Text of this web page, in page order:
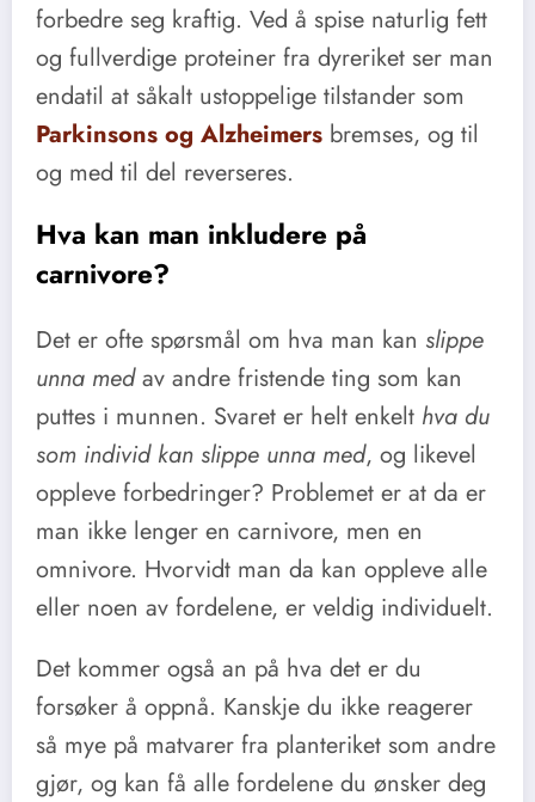
forbedre seg kraftig. Ved å spise naturlig fett
og fullverdige proteiner fra dyreriket ser man
endatil at såkalt ustoppelige tilstander som
Parkinsons og Alzheimers bremses, og til
og med til del reverseres.
Hva kan man inkludere på
carnivore?
Det er ofte spørsmål om hva man kan slippe
unna medav andre fristende ting som kan
puttes i munnen. Svaret er helt enkelt hva du
som individ kan slippe unna med, og likevel
oppleve forbedringer? Problemet er at da er
man ikke lenger en carnivore, men en
omnivore. Hvorvidt man da kan oppleve alle
eller noen av fordelene, er veldig individuelt.
Det kommer også an på hva det er du
forsøker å oppnå. Kanskje du ikke reagerer
så mye på matvarer fra planteriket som andre
gjør, og kan få alle fordelene du ønsker deg